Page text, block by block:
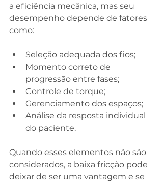
a eficiência mecânica, mas seu
desempenho depende de fatores
como:
Seleção adequada dos fios;
Momento correto de
progressão entre fases;
Controle de torque;
Gerenciamento dos espaços;
Análise da resposta individual
do paciente.
Quando esses elementos não são
considerados, a baixa fricção pode
deixar de ser uma vantagem e se